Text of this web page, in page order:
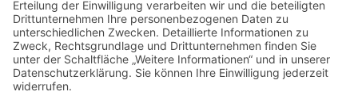
Walsrode
Soltau
Lüneburg